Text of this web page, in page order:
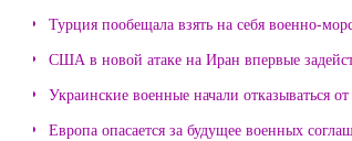
Турция пообещала взять на себя военно-
США в новой атаке на Иран впервые
Украинские военные начали отказываться
Европа опасается за будущее военных